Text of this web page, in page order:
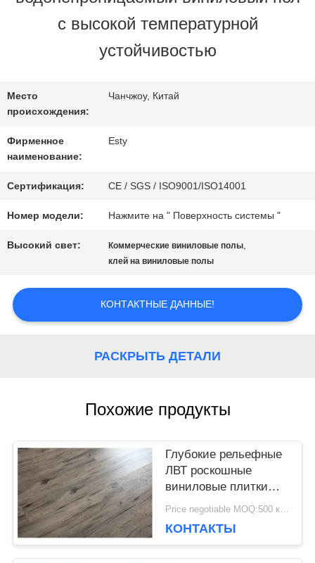
ЭКСКУРСИЯ
ЗАВОДУ
КОНТРОЛЬ
КАЧЕСТВА
СВЯЖИТЕСЬ
НАМИ
НОВОСТИ
ЗАПРОСИТЕ
ЦИТАТУ
КАРТА
с высокой температурной
устойчивостью
Место
происхождения:
Чанчжоу, Китай
Фирменное
наименование:
Esty
Сертификация: CE / SGS / ISO9001/ISO14001
Номер модели: Нажмите на " Поверхность системы "
Высокий свет: Коммерческие виниловые полы,
клей на виниловые полы
КОНТАКТНЫЕ ДАННЫЕ!
РАСКРЫТЬ ДЕТАЛИ
Похожие продукты
Глубокие рельефные
ЛВТ роскошные
виниловые плитки
ПВК клик напольный
декора
Price negotiable MOQ:500 квадратных метров
КОНТАКТЫ